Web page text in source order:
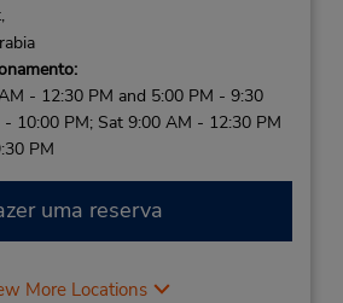
- 12:30 PM and 5:00 PM - 9:30
- 10:00 PM; Sat 9:00 AM - 12:30 PM
PM
uma reserva
More Locations